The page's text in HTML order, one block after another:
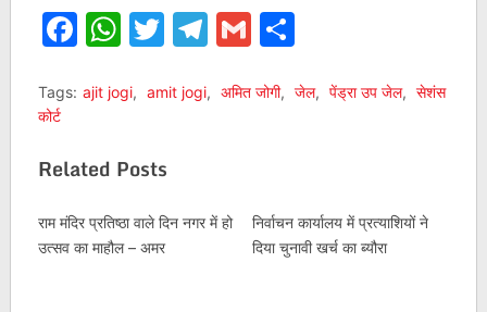
Facebook
WhatsApp
Twitter
Telegram
GmailShare
Tags: ajit jogi, amit jogi, अमित जोगी, जेल, पेंड्रा उप जेल, सेशंस
कोर्ट
Related Posts
राम मंदिर प्रतिष्ठा वाले दिन नगर में हो
उत्सव का माहौल – अमर
निर्वाचन कार्यालय में प्रत्याशियों ने
दिया चुनावी खर्च का ब्यौरा